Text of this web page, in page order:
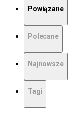
Powiązane
Polecane
Najnowsze
Tagi